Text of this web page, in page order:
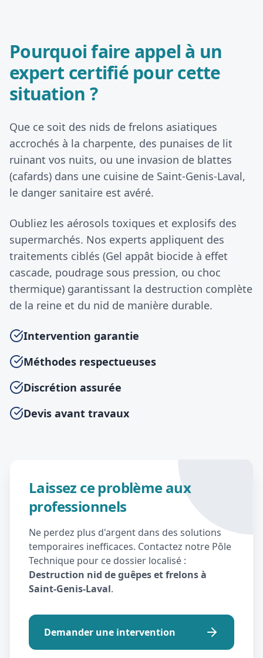
Pourquoi faire appel à un
expert certifié pour cette
situation ?
Que ce soit des nids de frelons asiatiques
accrochés à la charpente, des punaises de lit
ruinant vos nuits, ou une invasion de blattes
(cafards) dans une cuisine de Saint-Genis-Laval,
le danger sanitaire est avéré.
Oubliez les aérosols toxiques et explosifs des
supermarchés. Nos experts appliquent des
traitements ciblés (Gel appât biocide à effet
cascade, poudrage sous pression, ou choc
thermique) garantissant la destruction complète
de la reine et du nid de manière durable.
Intervention garantie
Méthodes respectueuses
Discrétion assurée
Devis avant travaux
Laissez ce problème aux
professionnels
Ne perdez plus d'argent dans des solutions
temporaires inefficaces. Contactez notre Pôle
Technique pour ce dossier localisé :
Destruction nid de guêpes et frelons à
Saint-Genis-Laval.
Demander une intervention